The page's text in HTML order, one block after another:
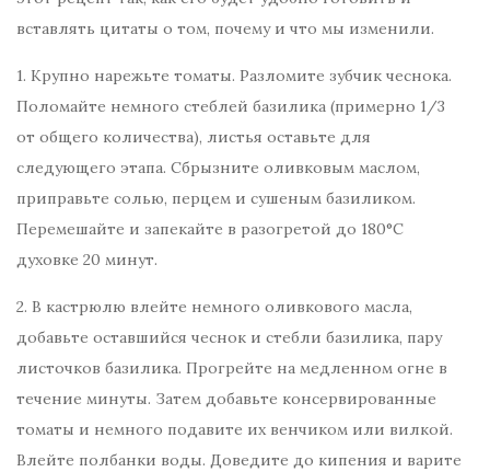
вставлять цитаты о том, почему и что мы изменили.
1. Крупно нарежьте томаты. Разломите зубчик чеснока.
Поломайте немного стеблей базилика (примерно 1/3
от общего количества), листья оставьте для
следующего этапа. Сбрызните оливковым маслом,
приправьте солью, перцем и сушеным базиликом.
Перемешайте и запекайте в разогретой до 180°С
духовке 20 минут.
2. В кастрюлю влейте немного оливкового масла,
добавьте оставшийся чеснок и стебли базилика, пару
листочков базилика. Прогрейте на медленном огне в
течение минуты. Затем добавьте консервированные
томаты и немного подавите их венчиком или вилкой.
Влейте полбанки воды. Доведите до кипения и варите